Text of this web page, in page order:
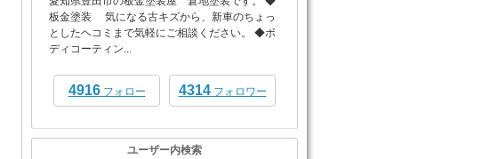
板金塗装 気になる古キズから、新車のちょっ
としたヘコミまで気軽にご相談ください。 ◆ボ
ディコーティン...
4916フォロー 4314フォロワー
ユーザー内検索